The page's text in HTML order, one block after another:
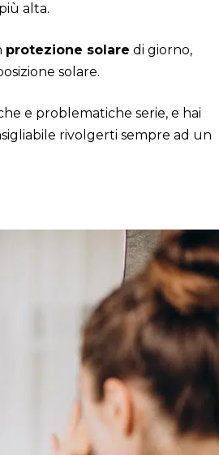
alta.
protezione solare di giorno,
solare.
e problematiche serie, e hai
rivolgerti sempre ad un